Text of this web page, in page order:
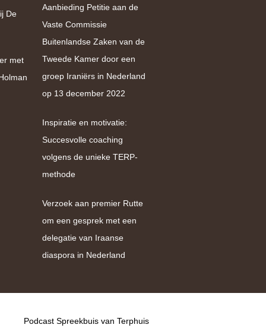
De
met
Aanbieding Petitie aan de
Vaste Commissie
Buitenlandse Zaken van de
Tweede Kamer door een
groep Iraniërs in Nederland
op 13 december 2022
Inspiratie en motivatie:
Succesvolle coaching
volgens de unieke TERP-
methode
Verzoek aan premier Rutte
om een gesprek met een
delegatie van Iraanse
diaspora in Nederland
Podcast Spreekbuis van Terphuis